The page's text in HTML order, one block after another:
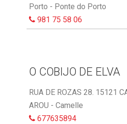
Porto - Ponte do Porto
981 75 58 06
O COBIJO DE ELVA
RUA DE ROZAS 28. 15121
AROU - Camelle
677635894